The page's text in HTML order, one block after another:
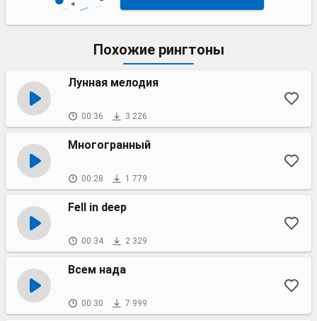
Похожие рингтоны
Лунная мелодия
00:36 3 226
Многогранный
00:28 1 779
Fell in deep
00:34 2 329
Всем нада
00:30 7 999